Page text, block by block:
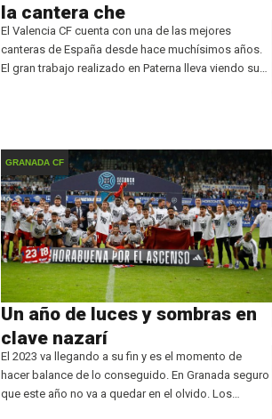
la cantera che
El Valencia CF cuenta con una de las mejores
canteras de España desde hace muchísimos años.
El gran trabajo realizado en Paterna lleva viendo sus
GRANADA CF
Un año de luces y sombras en
clave nazarí
El 2023 va llegando a su fin y es el momento de
hacer balance de lo conseguido. En Granada seguro
que este año no va a quedar en el olvido. Los